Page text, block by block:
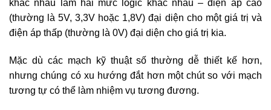
khác nhau làm hai mức logic khác nhau – điện áp cao
(thường là 5V, 3,3V hoặc 1,8V) đại diện cho một giá trị và
điện áp thấp (thường là 0V) đại diện cho giá trị kia.
Mặc dù các mạch kỹ thuật số thường dễ thiết kế hơn,
nhưng chúng có xu hướng đắt hơn một chút so với mạch
tương tự có thể làm nhiệm vụ tương đương.